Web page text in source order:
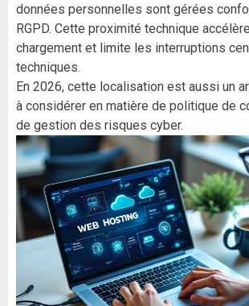
données personnelles sont gérées
RGPD. Cette proximité technique
chargement et limite les interruptions
techniques.
En 2026, cette localisation est aussi un
à considérer en matière de politique de
de gestion des risques cyber.